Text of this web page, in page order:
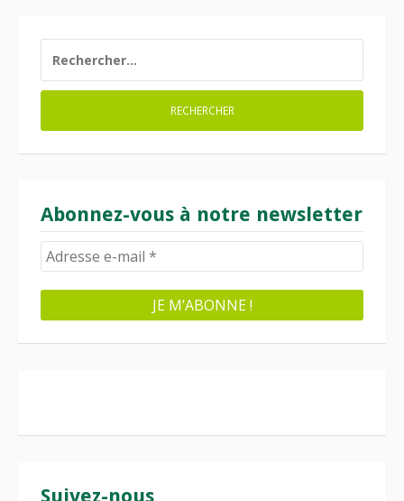
Abonnez-vous à notre newsletter
Suivez-nous